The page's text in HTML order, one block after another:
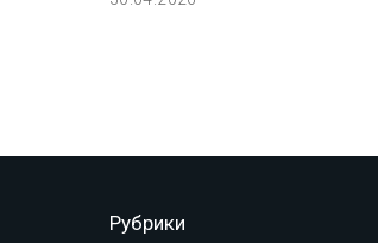
Рубрики